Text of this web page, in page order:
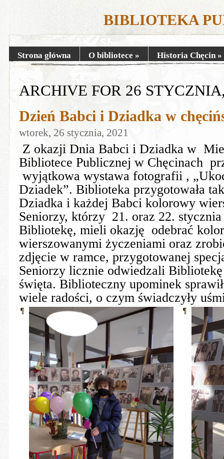
BIBLIOTEKA
Strona główna O bibliotece » Historia Chęcin »
ARCHIVE FOR 26
Dzień Babci i Dziadka w
wtorek, 26 stycznia, 2021
Z okazji Dnia Babci i Dziadka w
Bibliotece Publicznej w Chęcinach
wyjątkowa wystawa fotografii ,
Dziadek”. Biblioteka przygotowała
Dziadka i każdej Babci kolorowy
Seniorzy, którzy 21. oraz 22.
Bibliotekę, mieli okazję odebrać
wierszowanymi życzeniami oraz
zdjęcie w ramce, przygotowanej
Seniorzy licznie odwiedzali
święta. Biblioteczny upominek
wiele radości, o czym świadczyły